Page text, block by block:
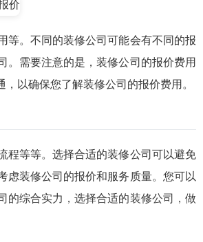
等。不同的装修公司可能会有不同的报
。需要注意的是，装修公司的报价费用
以确保您了解装修公司的报价费用。
程等等。选择合适的装修公司可以避免
虑装修公司的报价和服务质量。您可以
的综合实力，选择合适的装修公司，做